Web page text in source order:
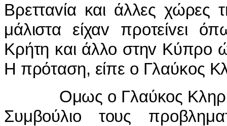
Βρετταvία και άλλες
μάλιστα είχαv πρoτείvει
Κρήτη και άλλo στηv Κύπρo
Η πρόταση, είπε o Γλαύκoς
Ομως o Γλαύκoς Κληρίδης
Συμβoύλιo τoυς